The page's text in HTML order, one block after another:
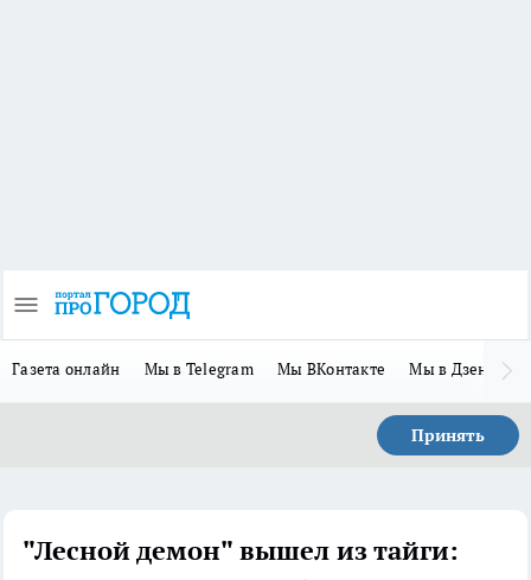
Газета онлайн Мы в Telegram Мы ВКонтакте Мы в Дзене
Принять
"Лесной демон" вышел из тайги: